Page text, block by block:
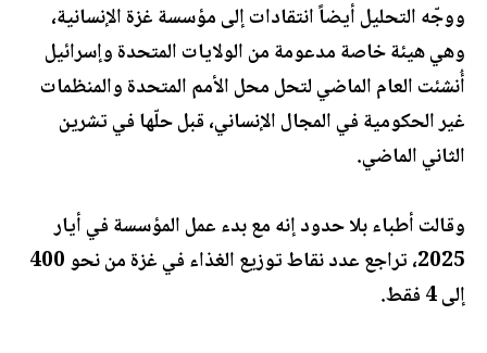
ووجّه التحليل أيضاً انتقادات إلى مؤسسة غزة الإنسانية،
وهي هيئة خاصة مدعومة من الولايات المتحدة وإسرائيل
أُنشئت العام الماضي لتحل محل الأمم المتحدة والمنظمات
غير الحكومية في المجال الإنساني، قبل حلّها في تشرين
الثاني الماضي.
وقالت أطباء بلا حدود إنه مع بدء عمل المؤسسة في أيار
2025، تراجع عدد نقاط توزيع الغذاء في غزة من نحو 400
إلى 4 فقط.